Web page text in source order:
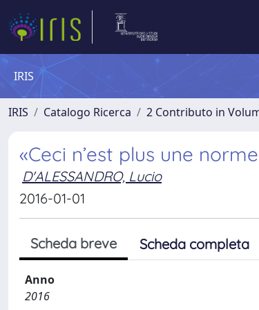
IRIS
IRIS Catalogo Ricerca 2 Contributo in
«Ceci n’est plus une
D'ALESSANDRO, Lucio
2016-01-01
Scheda breve Scheda completa
Anno
2016